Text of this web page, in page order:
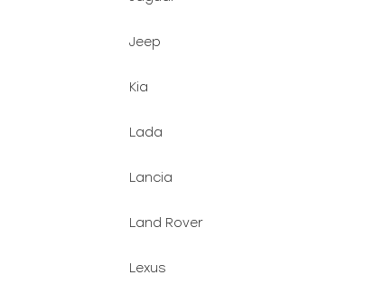
Jeep
Kia
Lada
Lancia
Land Rover
Lexus